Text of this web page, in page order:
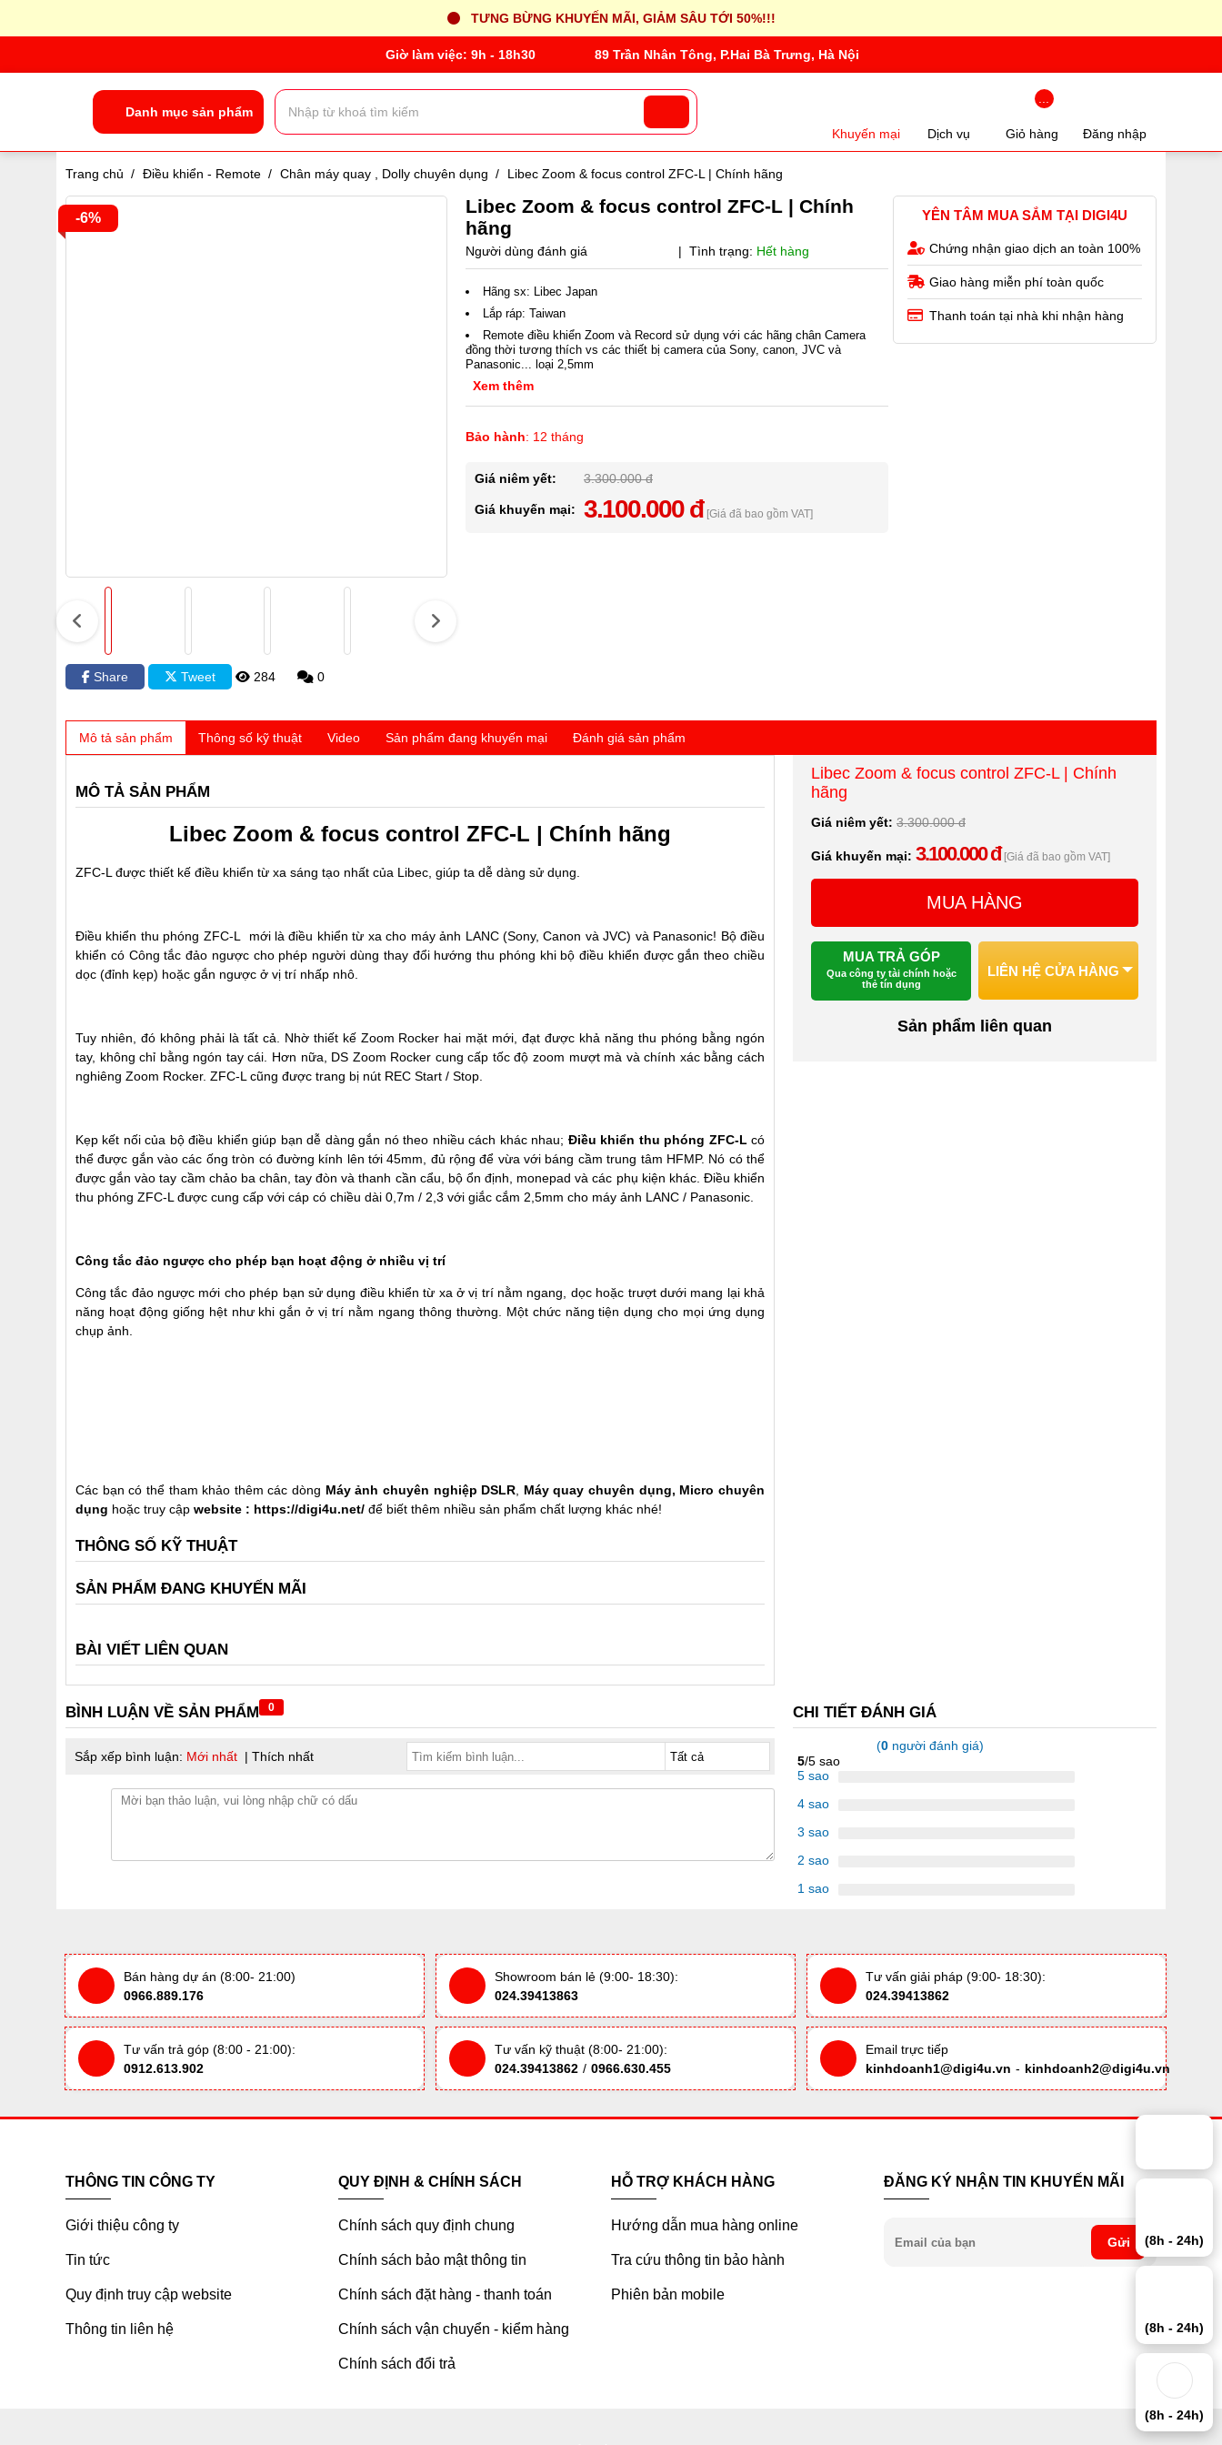
TƯNG BỪNG KHUYẾN MÃI, GIẢM SÂU TỚI 50%!!!
Giờ làm việc: 9h - 18h30 89 Trần Nhân Tông, P.Hai Bà Trưng, Hà Nội
Danh mục sản phẩm
Khuyến mại
Dịch vụ Giỏ hàng Đăng nhập
Trang chủ / Điều khiển - Remote / Chân máy quay , Dolly chuyên dụng / Libec Zoom & focus control ZFC-L | Chính hãng
-6%
Share Tweet 284 0
Libec Zoom & focus control ZFC-L | Chính
hãng
Người dùng đánh giá | Tình trạng: Hết hàng
Hãng sx: Libec Japan
Lắp ráp: Taiwan
Remote điều khiển Zoom và Record sử dụng với các hãng chân Camera
đồng thời tương thích vs các thiết bị camera của Sony, canon, JVC và
Panasonic... loại 2,5mm
Xem thêm
Bảo hành: 12 tháng
Giá niêm yết: 3.300.000 đ
Giá khuyến mại: 3.100.000 đ [Giá đã bao gồm VAT]
YÊN TÂM MUA SẮM TẠI DIGI4U
Chứng nhận giao dịch an toàn 100%
Giao hàng miễn phí toàn quốc
Thanh toán tại nhà khi nhận hàng
Mô tả sản phẩm Thông số kỹ thuật Video Sản phẩm đang khuyến mại Đánh giá sản phẩm
MÔ TẢ SẢN PHẨM
Libec Zoom & focus control ZFC-L | Chính hãng
ZFC-L được thiết kế điều khiển từ xa sáng tạo nhất của Libec, giúp ta dễ dàng sử dụng.
Điều khiển thu phóng ZFC-L mới là điều khiển từ xa cho máy ảnh LANC (Sony, Canon và JVC) và Panasonic! Bộ điều
khiển có Công tắc đảo ngược cho phép người dùng thay đổi hướng thu phóng khi bộ điều khiển được gắn theo chiều
dọc (đỉnh kẹp) hoặc gắn ngược ở vị trí nhấp nhô.
Tuy nhiên, đó không phải là tất cả. Nhờ thiết kế Zoom Rocker hai mặt mới, đạt được khả năng thu phóng bằng ngón
tay, không chỉ bằng ngón tay cái. Hơn nữa, DS Zoom Rocker cung cấp tốc độ zoom mượt mà và chính xác bằng cách
nghiêng Zoom Rocker. ZFC-L cũng được trang bị nút REC Start / Stop.
Kẹp kết nối của bộ điều khiển giúp bạn dễ dàng gắn nó theo nhiều cách khác nhau; Điều khiển thu phóng ZFC-L có
thể được gắn vào các ống tròn có đường kính lên tới 45mm, đủ rộng để vừa với báng cầm trung tâm HFMP. Nó có thể
được gắn vào tay cầm chảo ba chân, tay đòn và thanh cần cẩu, bộ ổn định, monepad và các phụ kiện khác. Điều khiển
thu phóng ZFC-L được cung cấp với cáp có chiều dài 0,7m / 2,3 với giắc cắm 2,5mm cho máy ảnh LANC / Panasonic.
Công tắc đảo ngược cho phép bạn hoạt động ở nhiều vị trí
Công tắc đảo ngược mới cho phép bạn sử dụng điều khiển từ xa ở vị trí nằm ngang, dọc hoặc trượt dưới mang lại khả
năng hoạt động giống hệt như khi gắn ở vị trí nằm ngang thông thường. Một chức năng tiện dụng cho mọi ứng dụng
chụp ảnh.
Các bạn có thể tham khảo thêm các dòng Máy ảnh chuyên nghiệp DSLR Máy quay chuyên dụng, Micro chuyên
dụng hoặc truy cập website : https://digi4u.net/ để biết thêm nhiều sản phẩm chất lượng khác nhé!
THÔNG SỐ KỸ THUẬT
SẢN PHẨM ĐANG KHUYẾN MÃI
BÀI VIẾT LIÊN QUAN
Libec Zoom & focus control ZFC-L | Chính
hãng
Giá niêm yết: 3.300.000 đ
Giá khuyến mại: 3.100.000 đ [Giá đã bao gồm VAT]
MUA HÀNG
MUA TRẢ GÓP
Qua công ty tài chính hoặc
thẻ tín dụng
LIÊN HỆ CỬA HÀNG
Sản phẩm liên quan
BÌNH LUẬN VỀ SẢN PHẨM 0
Sắp xếp bình luận: Mới nhất | Thích nhất
CHI TIẾT ĐÁNH GIÁ
(0 người đánh giá)
5/5 sao
5 sao
4 sao
3 sao
2 sao
1 sao
Bán hàng dự án (8:00- 21:00)
0966.889.176
Showroom bán lẻ (9:00- 18:30):
024.39413863
Tư vấn giải pháp (9:00- 18:30):
024.39413862
Tư vấn trả góp (8:00 - 21:00):
0912.613.902
Tư vấn kỹ thuật (8:00- 21:00):
024.39413862 / 0966.630.455
Email trực tiếp
kinhdoanh1@digi4u.vn - kinhdoanh2@digi4u.vn
THÔNG TIN CÔNG TY
Giới thiệu công ty
Tin tức
Quy định truy cập website
Thông tin liên hệ
QUY ĐỊNH & CHÍNH SÁCH
Chính sách quy định chung
Chính sách bảo mật thông tin
Chính sách đặt hàng - thanh toán
Chính sách vận chuyển - kiểm hàng
Chính sách đổi trả
HỖ TRỢ KHÁCH HÀNG
Hướng dẫn mua hàng online
Tra cứu thông tin bảo hành
Phiên bản mobile
ĐĂNG KÝ NHẬN TIN KHUYẾN MÃI
Gửi (8h - 24h)
(8h - 24h)
(8h - 24h)